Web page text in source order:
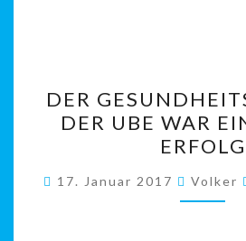
2017
DER
UBE
WAR
DER
DER UBE WAR
ERFOLG
17. Januar 2017 Volker